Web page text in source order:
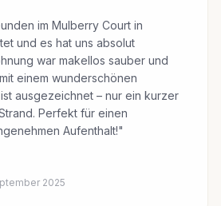
im Mulberry Court in
und es hat uns absolut
war makellos sauber und
einem wunderschönen
ausgezeichnet – nur ein kurzer
Perfekt für einen
Aufenthalt!"
2025